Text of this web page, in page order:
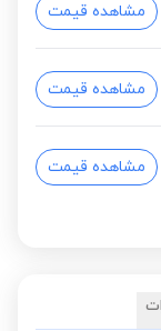
مشاهده قیمت
مشاهده قیمت
مشاهده قیمت